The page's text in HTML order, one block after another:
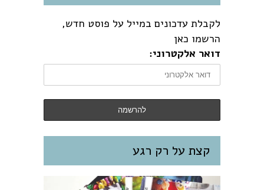
לקבלת עדכונים במייל על פוסט חדש,
הרשמו כאן
דואר אלקטרוני:
קצת על רק רגע